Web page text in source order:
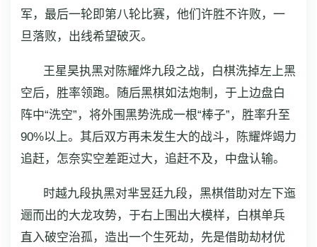
军，最后一轮即第八轮比赛，他们许胜不许败，一
旦落败，出线希望破灭。
王星昊执黑对陈耀烨九段之战，白棋洗掉左上黑
空后，胜率领跑。随后黑棋如法炮制，于上边盘白
阵中“洗空”，将外围黑势洗成一根“棒子”，胜率升至
90%以上。其后双方再未发生大的战斗，陈耀烨竭力
追赶，怎奈实空差距过大，追赶不及，中盘认输。
时越九段执黑对芈昱廷九段，黑棋借助对左下迤
逦而出的大龙攻势，于右上围出大模样，白棋单兵
直入破空治孤，造出一个生死劫，先是借助劫材优